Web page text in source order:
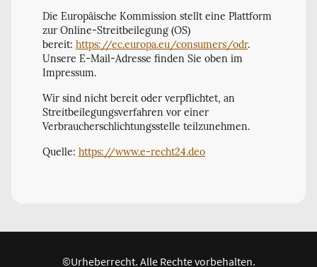
Die Europäische Kommission stellt eine Plattform
zur Online-Streitbeilegung (OS)
bereit: https://ec.europa.eu/consumers/odr.
Unsere E-Mail-Adresse finden Sie oben im
Impressum.
Wir sind nicht bereit oder verpflichtet, an
Streitbeilegungsverfahren vor einer
Verbraucherschlichtungsstelle teilzunehmen.
Quelle: https://www.e-recht24.deo
©Urheberrecht. Alle Rechte vorbehalten.